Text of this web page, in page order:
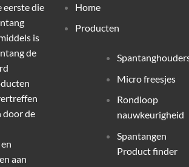
eerste die
is
de
door de
aan
Home
Producten
Micro freesjes
Rondloop
nauwkeurigheid
Spantangen
Product finder